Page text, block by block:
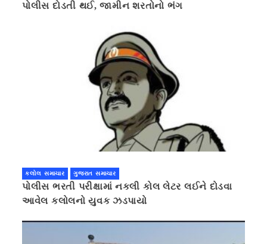
પોલીસ દોડતી થઈ, જામીન શરતોનો ભંગ
કલોલ સમાચાર ગુજરાત સમાચાર
પોલીસ ભરતી પરીક્ષામાં નકલી કોલ લેટર લઈને દોડવા
આવેલ કલોલનો યુવક ઝડપાયો